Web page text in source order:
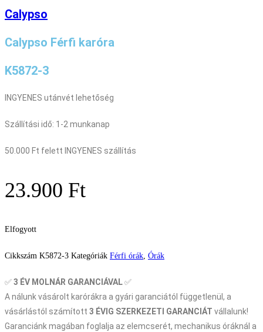
Calypso
Calypso Férfi karóra
K5872-3
INGYENES utánvét lehetőség
Szállítási idő: 1-2 munkanap
50.000 Ft felett INGYENES szállítás
23.900 Ft
Elfogyott
Cikkszám K5872-3 Kategóriák Férfi órák, Órák
✅3 ÉV MOLNÁR GARANCIÁVAL✅
A nálunk vásárolt karórákra a gyári garanciától függetlenül, a
vásárlástól számított 3 ÉVIG SZERKEZETI GARANCIÁT vállalunk!
Garanciánk magában foglalja az elemcserét, mechanikus óráknál a